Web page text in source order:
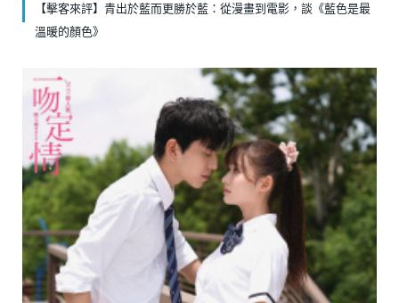
【擊客來評】青出於藍而更勝於藍：從漫畫到電影，談《藍色是最
溫暖的顏色》